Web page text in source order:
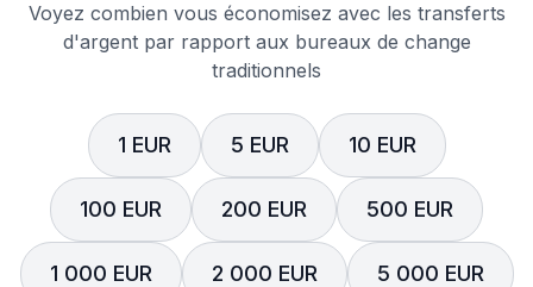
Voyez combien vous économisez avec les transferts
d'argent par rapport aux bureaux de change
traditionnels
1 EUR 5 EUR 10 EUR
100 EUR 200 EUR 500 EUR
1 000 EUR 2 000 EUR 5 000 EUR